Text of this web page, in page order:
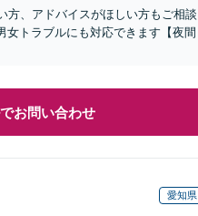
方、アドバイスがほしい方もご相談
女トラブルにも対応できます【夜間
お問い合わせ
愛知県